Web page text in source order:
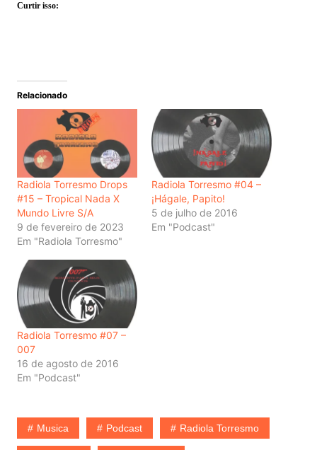
Curtir isso:
Relacionado
Radiola Torresmo Drops
#15 – Tropical Nada X
Mundo Livre S/A
9 de fevereiro de 2023
Em "Radiola Torresmo"
Radiola Torresmo #04 –
¡Hágale, Papito!
5 de julho de 2016
Em "Podcast"
Radiola Torresmo #07 –
007
16 de agosto de 2016
Em "Podcast"
Musica Podcast Radiola Torresmo